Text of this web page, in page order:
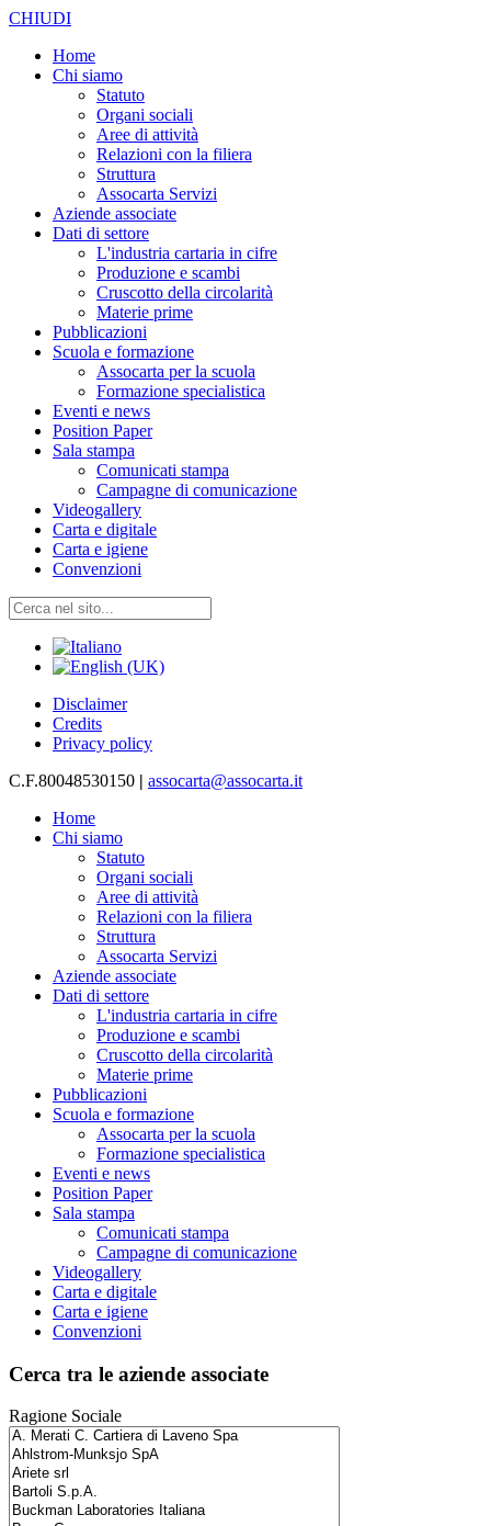
CHIUDI
Home
Chi siamo
Statuto
Organi sociali
Aree di attività
Relazioni con la filiera
Struttura
Assocarta Servizi
Aziende associate
Dati di settore
L'industria cartaria in cifre
Produzione e scambi
Cruscotto della circolarità
Materie prime
Pubblicazioni
Scuola e formazione
Assocarta per la scuola
Formazione specialistica
Eventi e news
Position Paper
Sala stampa
Comunicati stampa
Campagne di comunicazione
Videogallery
Carta e digitale
Carta e igiene
Convenzioni
Disclaimer
Credits
Privacy policy
C.F.80048530150 | assocarta@assocarta.it
Home
Chi siamo
Statuto
Organi sociali
Aree di attività
Relazioni con la filiera
Struttura
Assocarta Servizi
Aziende associate
Dati di settore
L'industria cartaria in cifre
Produzione e scambi
Cruscotto della circolarità
Materie prime
Pubblicazioni
Scuola e formazione
Assocarta per la scuola
Formazione specialistica
Eventi e news
Position Paper
Sala stampa
Comunicati stampa
Campagne di comunicazione
Videogallery
Carta e digitale
Carta e igiene
Convenzioni
Cerca tra le aziende associate
Ragione Sociale